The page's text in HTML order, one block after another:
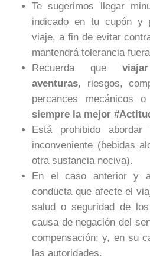
Te sugerimos llegar
indicado en tu cupón y
viaje, a fin de evitar
mantendrá tolerancia
Recuerda que
aventuras, riesgos,
percances mecánicos
siempre la mejor
Está prohibido
inconveniente (bebidas
otra sustancia nociva).
En el caso anterior y
conducta que afecte el
salud o seguridad de
causa de negación del
compensación; y, en su
las autoridades.